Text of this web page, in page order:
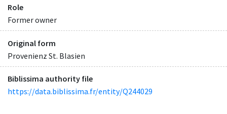
Role
Former owner
Original form
Provenienz St. Blasien
Biblissima authority file
https://data.biblissima.fr/entity/Q244029